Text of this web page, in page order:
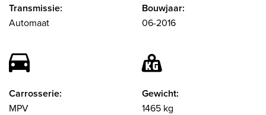
Transmissie:
Automaat
Bouwjaar:
06-2016
Carrosserie:
MPV
Gewicht:
1465 kg